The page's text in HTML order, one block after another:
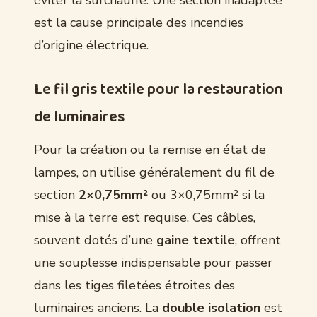
est la cause principale des incendies
d’origine électrique.
Le fil gris textile pour la restauration
de luminaires
Pour la création ou la remise en état de
lampes, on utilise généralement du fil de
section 2×0,75mm² ou 3×0,75mm² si la
mise à la terre est requise. Ces câbles,
souvent dotés d’une gaine textile, offrent
une souplesse indispensable pour passer
dans les tiges filetées étroites des
luminaires anciens. La double isolation est